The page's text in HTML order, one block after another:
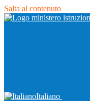
Salta al contenuto
Italiano